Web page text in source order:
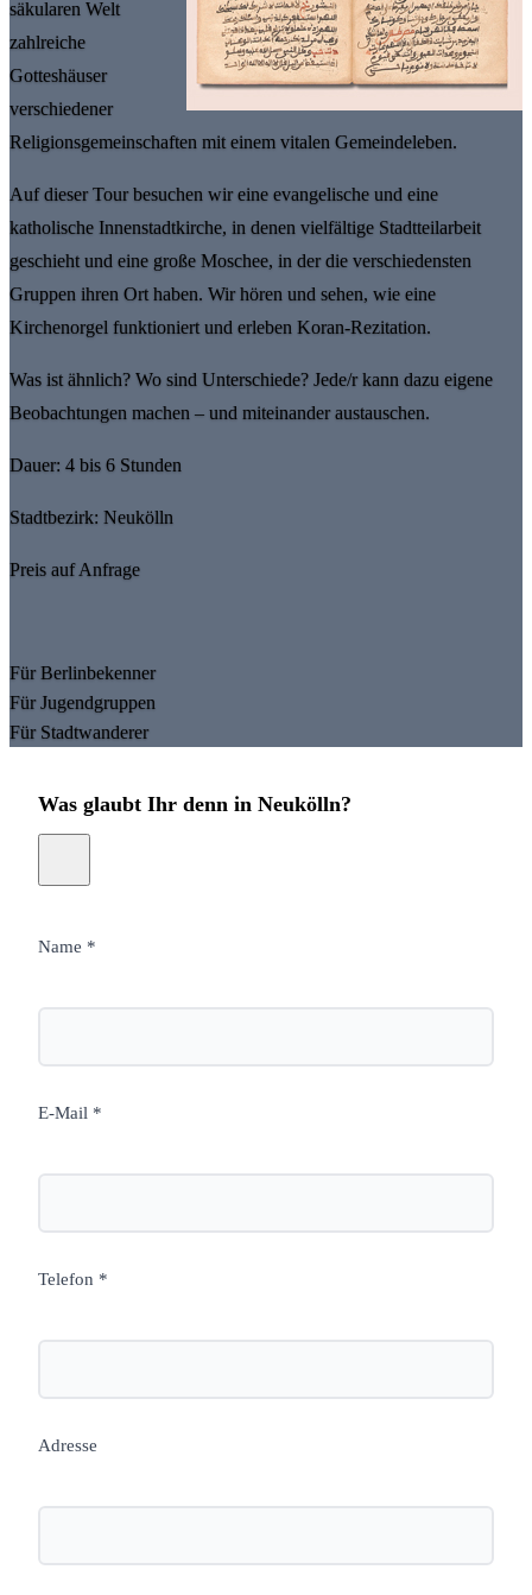
säkularen Welt
zahlreiche
Gotteshäuser
verschiedener
Religionsgemeinschaften mit einem vitalen Gemeindeleben.
Auf dieser Tour besuchen wir eine evangelische und eine
katholische Innenstadtkirche, in denen vielfältige Stadtteilarbeit
geschieht und eine große Moschee, in der die verschiedensten
Gruppen ihren Ort haben. Wir hören und sehen, wie eine
Kirchenorgel funktioniert und erleben Koran-Rezitation.
Was ist ähnlich? Wo sind Unterschiede? Jede/r kann dazu eigene
Beobachtungen machen – und miteinander austauschen.
Dauer: 4 bis 6 Stunden
Stadtbezirk: Neukölln
Preis auf Anfrage
Für Berlinbekenner
Für Jugendgruppen
Für Stadtwanderer
Was glaubt Ihr denn in Neukölln?
Name *
E-Mail *
Telefon *
Adresse